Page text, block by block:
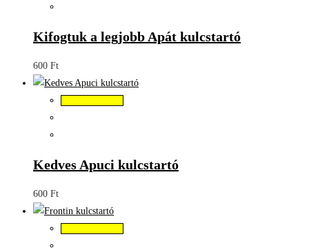
Kifogtuk a legjobb Apát kulcstartó
600 Ft
Kedves Apuci kulcstartó
600 Ft